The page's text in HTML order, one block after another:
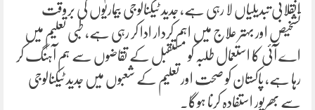
انقلابی تبدیلیاں لا رہی ہے، جدید ٹیکنالوجی بیماریوں کی بروقت
تشخیص اور بہتر علاج میں اہم کردار ادا کر رہی ہے، طبی تعلیم میں
اے آئی کا استعمال طلبہ کو مستقبل کے تقاضوں سے ہم آہنگ کر
رہا ہے، پاکستان کو صحت اور تعلیم کے شعبوں میں جدید ٹیکنالوجی
سے بھرپور استفادہ کرنا ہوگا۔